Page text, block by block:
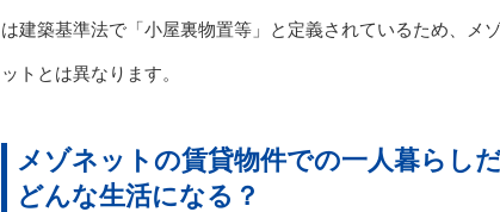
は建築基準法で「小屋裏物置等」と定義されているため、メ
ットとは異なります。
メゾネットの賃貸物件での一人暮らし
どんな生活になる？